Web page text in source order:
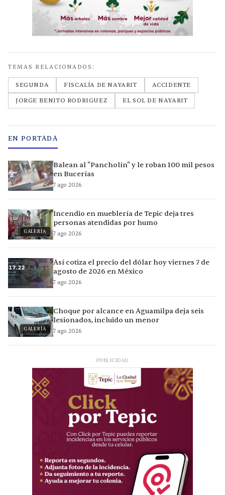
TEMAS RELACIONADOS:
SEGUNDA FISCALÍA DE NAYARIT
ACCIDENTE
JORGE BENITO RODRIGUEZ
EL SOL DE NAYARIT
EN PORTADA
Balean al "Pancholín" y le roban 100 mil pesos
en Bucerías
7 ago 2026
GALERÍA
Incendio en mueblería de Tepic deja tres
personas atendidas por humo
7 ago 2026
Así cotiza el precio del dólar hoy viernes 7 de
agosto de 2026 en México
7 ago 2026
GALERÍA
Choque por alcance en Aguamilpa deja seis
lesionados, incluido un menor
7 ago 2026
PUBLICIDAD